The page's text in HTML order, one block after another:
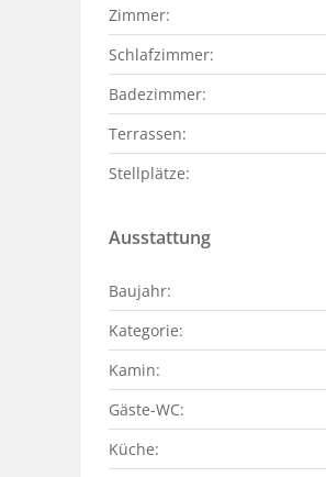
Zimmer:
Schlafzimmer:
Badezimmer:
Terrassen:
Stellplätze:
Ausstattung
Baujahr:
Kategorie:
Kamin:
Gäste-WC:
Küche: